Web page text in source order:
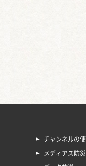
チャンネルの
メディアス防